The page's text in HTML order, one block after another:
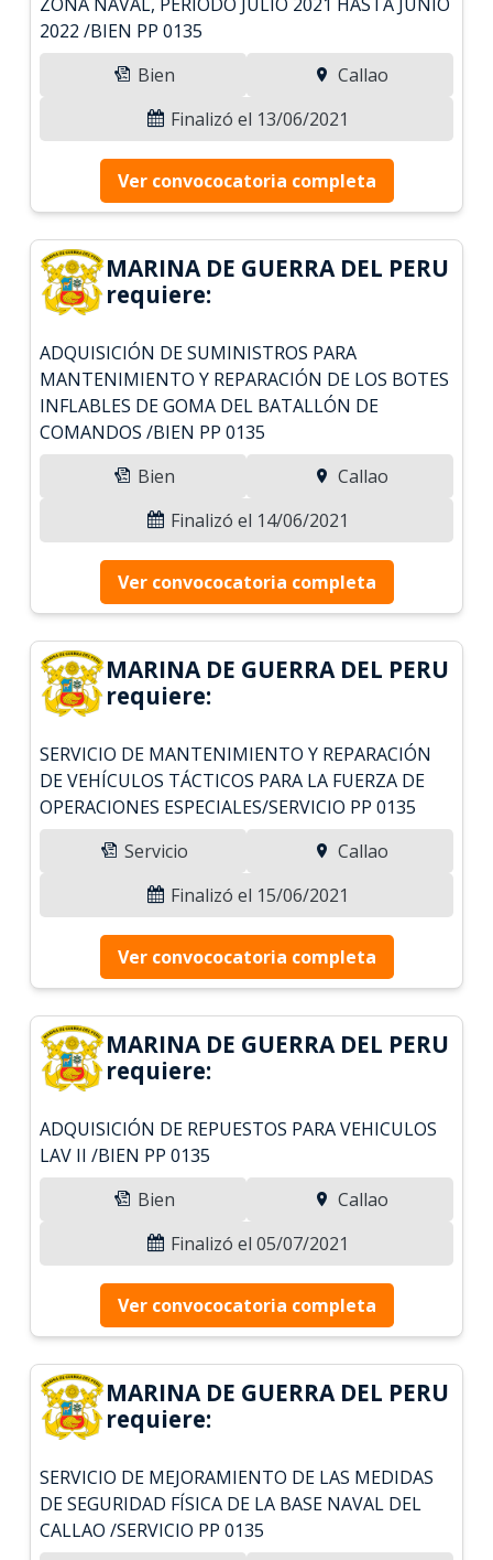
2022 /BIEN PP 0135
Bien
Callao
Finalizó el 13/06/2021
Ver convococatoria completa
MARINA DE GUERRA DEL PERU
requiere:
ADQUISICIÓN DE SUMINISTROS PARA
MANTENIMIENTO Y REPARACIÓN DE LOS BOTES
INFLABLES DE GOMA DEL BATALLÓN DE
COMANDOS /BIEN PP 0135
Bien
Callao
Finalizó el 14/06/2021
Ver convococatoria completa
MARINA DE GUERRA DEL PERU
requiere:
SERVICIO DE MANTENIMIENTO Y REPARACIÓN
DE VEHÍCULOS TÁCTICOS PARA LA FUERZA DE
OPERACIONES ESPECIALES/SERVICIO PP 0135
Servicio
Callao
Finalizó el 15/06/2021
Ver convococatoria completa
MARINA DE GUERRA DEL PERU
requiere:
ADQUISICIÓN DE REPUESTOS PARA VEHICULOS
LAV II /BIEN PP 0135
Bien
Callao
Finalizó el 05/07/2021
Ver convococatoria completa
MARINA DE GUERRA DEL PERU
requiere:
SERVICIO DE MEJORAMIENTO DE LAS MEDIDAS
DE SEGURIDAD FÍSICA DE LA BASE NAVAL DEL
CALLAO /SERVICIO PP 0135